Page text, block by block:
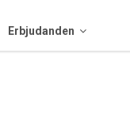
Erbjudanden